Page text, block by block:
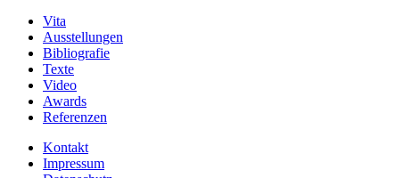
Vita
Ausstellungen
Bibliografie
Texte
Video
Awards
Referenzen
Kontakt
Impressum